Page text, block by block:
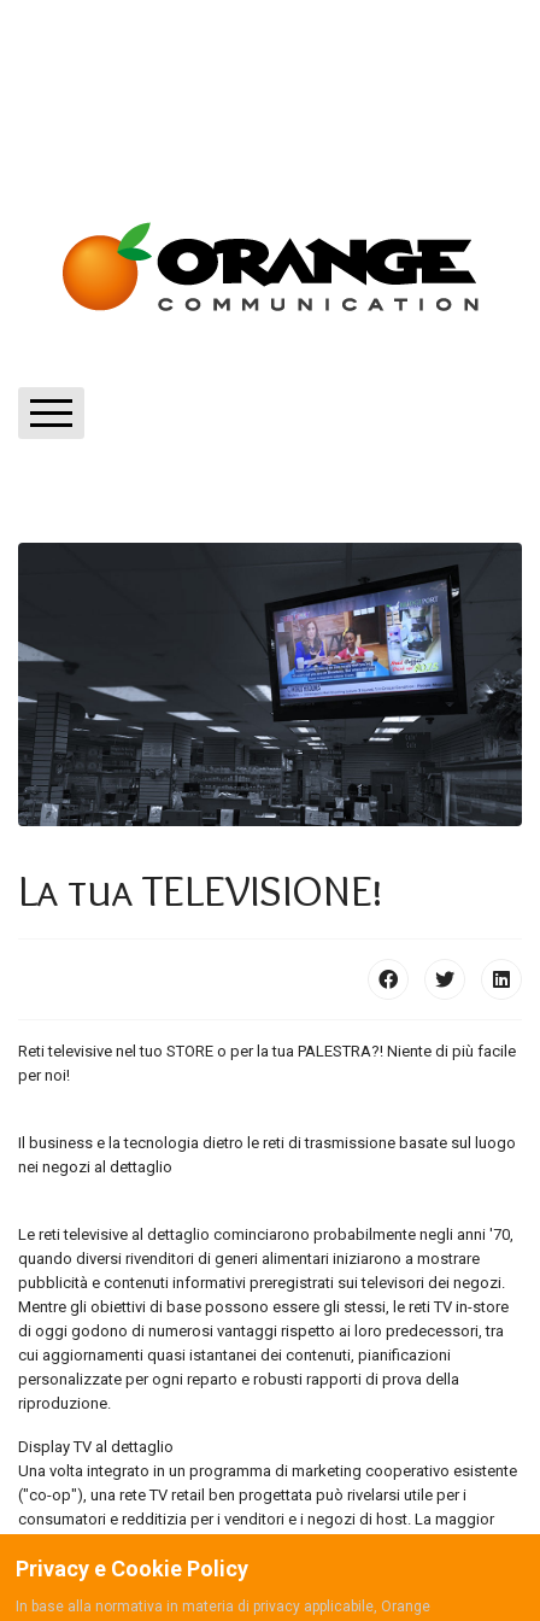
Formula Orange
La tuaTELEVISIONE!
Reti televisive nel tuo STORE o per la tua PALESTRA?! Niente di più facile
per noi!
Il business e la tecnologia dietro le reti di trasmissione basate sul luogo
nei negozi al dettaglio
Le reti televisive al dettaglio cominciarono probabilmente negli anni '70,
quando diversi rivenditori di generi alimentari iniziarono a mostrare
pubblicità e contenuti informativi preregistrati sui televisori dei negozi.
Mentre gli obiettivi di base possono essere gli stessi, le reti TV in-store
di oggi godono di numerosi vantaggi rispetto ai loro predecessori, tra
cui aggiornamenti quasi istantanei dei contenuti, pianificazioni
personalizzate per ogni reparto e robusti rapporti di prova della
riproduzione.
Display TV al dettaglio
Una volta integrato in un programma di marketing cooperativo esistente
("co-op"), una rete TV retail ben progettata può rivelarsi utile per i
consumatori e redditizia per i venditori e i negozi di host. La maggior
televisori standard o monitor a schermo piatto e può utilizzare una rete
questi prodotti possono anche essere utilizzati per gestire altri
Privacy e Cookie Policy
In base alla normativa in materia di privacy applicabile, Orange